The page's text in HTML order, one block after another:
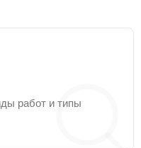
работ и типы